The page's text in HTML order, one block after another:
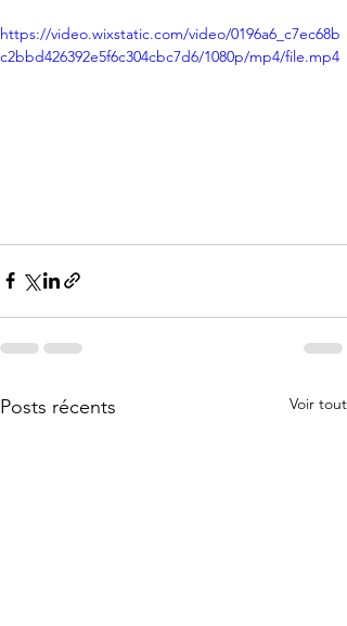
https://video.wixstatic.com/video/0196a6_c7ec68b
c2bbd426392e5f6c304cbc7d6/1080p/mp4/file.mp4
Posts récents Voir tout